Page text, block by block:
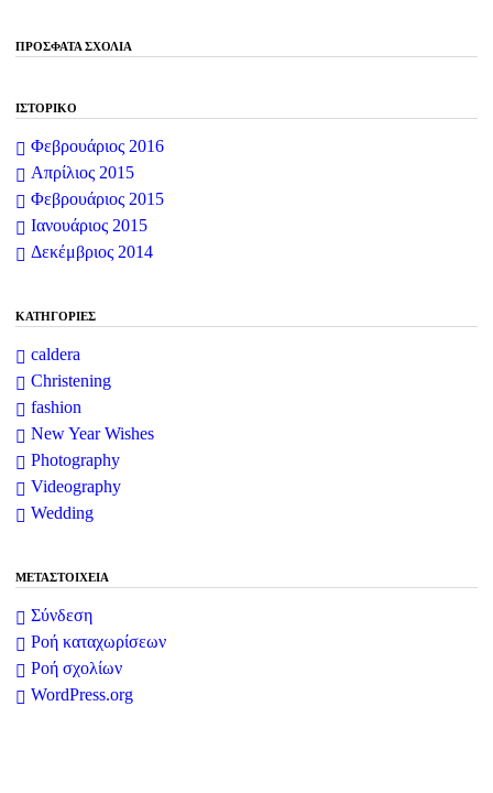
ΠΡΌΣΦΑΤΑ ΣΧΌΛΙΑ
ΙΣΤΟΡΙΚΌ
Φεβρουάριος 2016
Απρίλιος 2015
Φεβρουάριος 2015
Ιανουάριος 2015
Δεκέμβριος 2014
KΑΤΗΓΟΡΊΕΣ
caldera
Christening
fashion
New Year Wishes
Photography
Videography
Wedding
ΜΕΤΑΣΤΟΙΧΕΊΑ
Σύνδεση
Ροή καταχωρίσεων
Ροή σχολίων
WordPress.org